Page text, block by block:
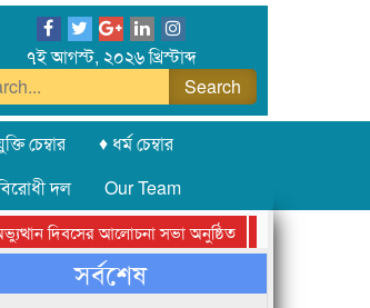
৭ই আগস্ট, ২০২৬ খ্রিস্টাব্দ
চেম্বার
♦ ধর্ম চেম্বার
দল
Our Team
দিবসের আলোচনা সভা অনুষ্ঠিত
সিলেট অনলাইন
সর্বশেষ